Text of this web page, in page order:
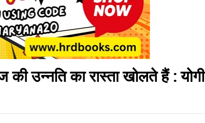
की उन्नति का रास्ता खोलते हैं : योगी